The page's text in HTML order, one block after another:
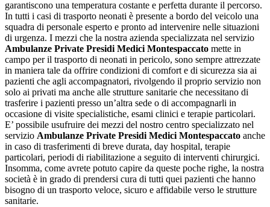
garantiscono una temperatura costante e perfetta durante il percorso.
In tutti i casi di trasporto neonati è presente a bordo del veicolo una
squadra di personale esperto e pronto ad intervenire nelle situazioni
di urgenza. I mezzi che la nostra azienda specializzata nel servizio
Ambulanze Private Presidi Medici Montespaccato mette in
campo per il trasporto di neonati in pericolo, sono sempre attrezzate
in maniera tale da offrire condizioni di comfort e di sicurezza sia ai
pazienti che agli accompagnatori, rivolgendo il proprio servizio non
solo ai privati ma anche alle strutture sanitarie che necessitano di
trasferire i pazienti presso un’altra sede o di accompagnarli in
occasione di visite specialistiche, esami clinici e terapie particolari.
E’ possibile usufruire dei mezzi del nostro centro specializzato nel
servizio Ambulanze Private Presidi Medici Montespaccato anche
in caso di trasferimenti di breve durata, day hospital, terapie
particolari, periodi di riabilitazione a seguito di interventi chirurgici.
Insomma, come avrete potuto capire da queste poche righe, la nostra
società è in grado di prendersi cura di tutti quei pazienti che hanno
bisogno di un trasporto veloce, sicuro e affidabile verso le strutture
sanitarie.